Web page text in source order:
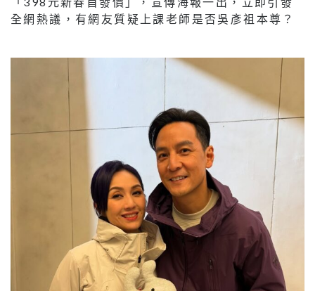
全網熱議，有網友質疑上課老師是否吳彥祖本尊？